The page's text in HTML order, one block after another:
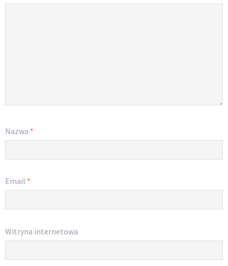
Nazwa *
Email *
Witryna internetowa